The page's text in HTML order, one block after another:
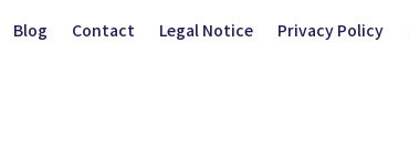
Blog Contact Legal Notice Privacy Policy